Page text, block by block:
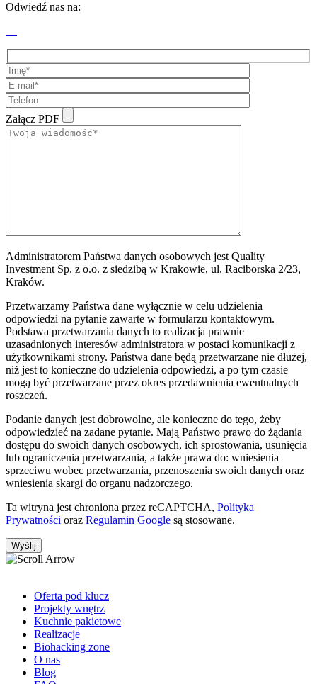
Odwiedź nas na:
Załącz PDF
Administratorem Państwa danych osobowych jest Quality
Investment Sp. z o.o. z siedzibą w Krakowie, ul. Raciborska 2/23,
Kraków.
Przetwarzamy Państwa dane wyłącznie w celu udzielenia
odpowiedzi na pytanie zawarte w formularzu kontaktowym.
Podstawa przetwarzania danych to realizacja prawnie
uzasadnionych interesów administratora w postaci komunikacji z
użytkownikami strony. Państwa dane będą przetwarzane nie dłużej,
niż jest to konieczne do udzielenia odpowiedzi, a po tym czasie
mogą być przetwarzane przez okres przedawnienia ewentualnych
roszczeń.
Podanie danych jest dobrowolne, ale konieczne do tego, żeby
odpowiedzieć na zadane pytanie. Mają Państwo prawo do żądania
dostępu do swoich danych osobowych, ich sprostowania, usunięcia
lub ograniczenia przetwarzania, a także prawa do: wniesienia
sprzeciwu wobec przetwarzania, przenoszenia swoich danych oraz
wniesienia skargi do organu nadzorczego.
Ta witryna jest chroniona przez reCAPTCHA, Polityka
Prywatności oraz Regulamin Google są stosowane.
Oferta pod klucz
Projekty wnętrz
Kuchnie pakietowe
Realizacje
Biohacking zone
O nas
Blog